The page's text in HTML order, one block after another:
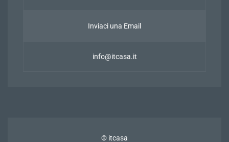
Inviaci una Email
info@itcasa.it
© itcasa